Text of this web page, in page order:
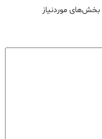
بخش‌های موردنیاز